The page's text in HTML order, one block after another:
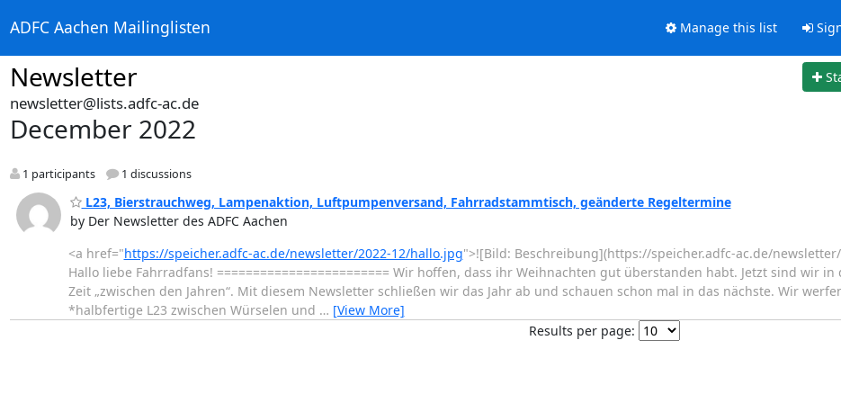
ADFC Aachen Mailinglisten Manage this list
Newsletter
newsletter@lists.adfc-ac.de
December 2022
1 participants 1 discussions
L23, Bierstrauchweg, Lampenaktion, Luftpumpenversand, Fahrradstammtisch, geänderte Regeltermine
by Der Newsletter des ADFC Aachen
<a href="https://speicher.adfc-ac.de/newsletter/2022-12/hallo.jpg">![Bild: Beschreibung](https://speicher.adfc-ac.de/
Hallo liebe Fahrradfans! ======================== Wir hoffen, dass ihr Weihnachten gut überstanden habt. Jetzt sind wir
Zeit „zwischen den Jahren“. Mit diesem Newsletter schließen wir das Jahr ab und schauen schon mal in das nächste. Wir
*halbfertige L23 zwischen Würselen und … [View More]
Results per page: